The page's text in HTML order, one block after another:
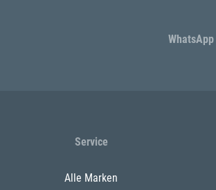
WhatsApp
Service
Alle Marken